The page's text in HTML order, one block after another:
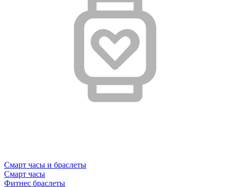
Смарт часы и браслеты
Смарт часы
Фитнес браслеты